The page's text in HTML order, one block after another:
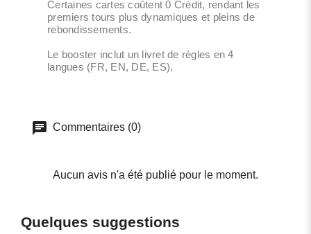
Certaines cartes coûtent 0 Crédit, rendant les
premiers tours plus dynamiques et pleins de
rebondissements.
Le booster inclut un livret de règles en 4
langues (FR, EN, DE, ES).
Commentaires (0)
Aucun avis n'a été publié pour le moment.
Quelques suggestions